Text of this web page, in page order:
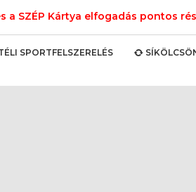
a SZÉP Kártya elfogadás pontos
SPORTFELSZERELÉS